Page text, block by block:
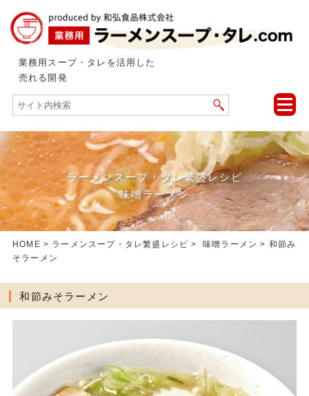
業務用スープ・タレを活用した
売れる開発
toggle
ラーメンスープ・タレ繁盛レシピ
「味噌ラーメン」
HOME > ラーメンスープ・タレ繁盛レシピ >味噌ラーメン > 和節み
そラーメン
和節みそラーメン